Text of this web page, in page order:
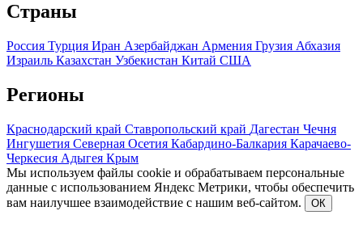
Страны
Россия Турция Иран Азербайджан Армения Грузия Абхазия
Израиль Казахстан Узбекистан Китай США
Регионы
Краснодарский край Ставропольский край Дагестан Чечня
Ингушетия Северная Осетия Кабардино-Балкария Карачаево-
Черкесия Адыгея Крым
Мы используем файлы cookie и обрабатываем персональные
данные с использованием Яндекс Метрики, чтобы обеспечить
вам наилучшее взаимодействие с нашим веб-сайтом.
ОК